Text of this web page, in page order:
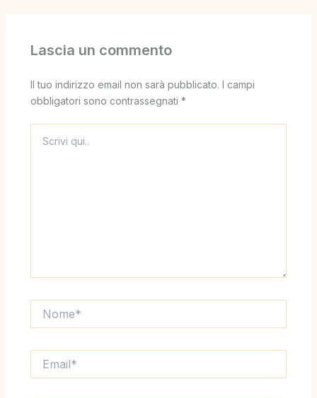
Lascia un commento
Il tuo indirizzo email non sarà pubblicato. I campi
obbligatori sono contrassegnati *
qui..